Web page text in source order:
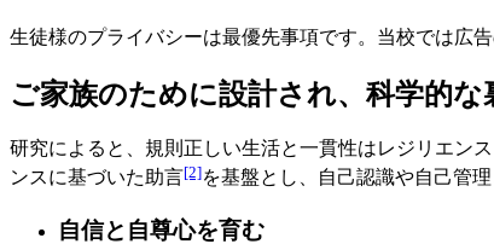
生徒様のプライバシーは最優先事項です。当校では広
ご家族のために設計され、科学的
研究によると、規則正しい生活と一貫性はレジリエン
ンスに基づいた助言[2]を基盤とし、自己認識や自己管
自信と自尊心を育む